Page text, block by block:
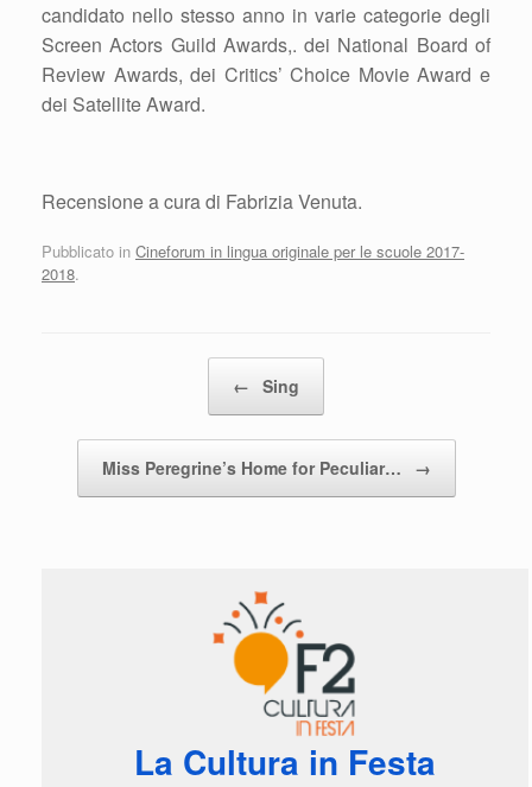
candidato nello stesso anno in varie categorie degli
Screen Actors Guild Awards,. dei National Board of
Review Awards, dei Critics’ Choice Movie Award e
dei Satellite Award.
Recensione a cura di Fabrizia Venuta.
Pubblicato in Cineforum in lingua originale per le scuole 2017-
2018.
← Sing
Miss Peregrine’s Home for Peculiar… →
La Cultura in Festa